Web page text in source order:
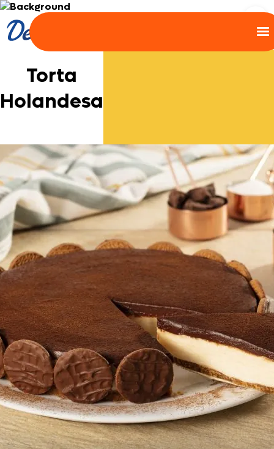
Torta
Holandesa